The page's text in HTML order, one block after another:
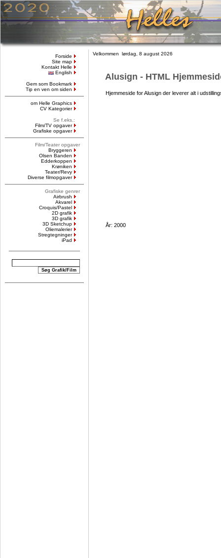
Forside
Site map
Kontakt Helle
English
Gem som Bookmark
Tip en ven om siden
om Helle Graphics
CV Kategorier
Se f.eks.:
Film/TV opgaver
Grafiske opgaver
Film/Teater opgaver
Bryggeren
Olsen Banden
Edderkoppen
Krøniken
Teater/Revy
Diverse filmopgaver
Grafiske genrer
Airbrush
Akvarel
Croquis/Pastel
2D grafik
3D grafik
3D Sketchup
Oliemalerier
Stregtegninger
iPad
Velkommen lørdag, 8 august 2026
Alusign - HTML
Hjemmeside for Alusign der leverer alt i
År: 2000